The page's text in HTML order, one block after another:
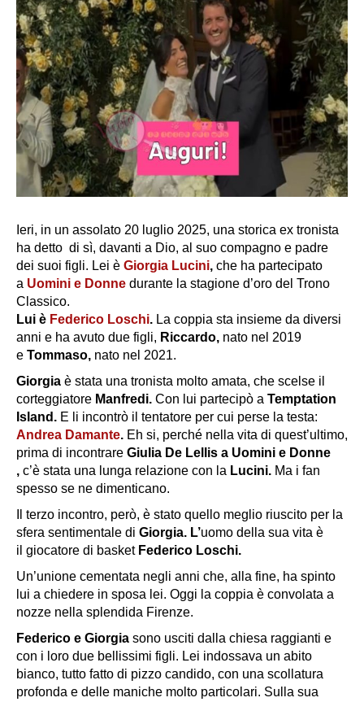
Ieri, in un assolato 20 luglio 2025, una storica ex tronista
ha detto di sì, davanti a Dio, al suo compagno e padre
dei suoi figli. Lei è Giorgia Lucini, che ha partecipato
a Uomini e Donne durante la stagione d’oro del Trono
Classico.
Lui è Federico Loschi. La coppia sta insieme da diversi
anni e ha avuto due figli, Riccardo, nato nel 2019
e Tommaso, nato nel 2021.
Giorgia è stata una tronista molto amata, che scelse il
corteggiatore Manfredi. Con lui partecipò a Temptation
Island. E li incontrò il tentatore per cui perse la testa:
Andrea Damante. Eh si, perché nella vita di quest’ultimo,
prima di incontrare Giulia De Lellis a Uomini e Donne
, c’è stata una lunga relazione con la Lucini. Ma i fan
spesso se ne dimenticano.
Il terzo incontro, però, è stato quello meglio riuscito per la
sfera sentimentale di Giorgia. L’uomo della sua vita è
il giocatore di basket Federico Loschi.
Un’unione cementata negli anni che, alla fine, ha spinto
lui a chiedere in sposa lei. Oggi la coppia è convolata a
nozze nella splendida Firenze.
Federico e Giorgia sono usciti dalla chiesa raggianti e
con i loro due bellissimi figli. Lei indossava un abito
bianco, tutto fatto di pizzo candido, con una scollatura
profonda e delle maniche molto particolari. Sulla sua